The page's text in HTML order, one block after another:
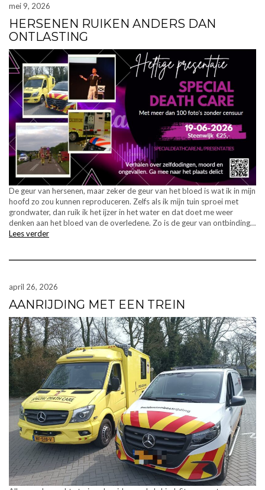
mei 9, 2026
HERSENEN RUIKEN ANDERS DAN
ONTLASTING
De geur van hersenen, maar zeker de geur van het bloed is wat ik in mijn
hoofd zo zou kunnen reproduceren. Zelfs als ik mijn tuin sproei met
grondwater, dan ruik ik het ijzer in het water en dat doet me weer
denken aan het bloed van de overledene. Zo is de geur van ontbinding…
Lees verder
april 26, 2026
AANRIJDING MET EEN TREIN